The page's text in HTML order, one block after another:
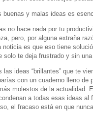
buenas y malas ideas es
no hace nada por tu
pero, por alguna extraña
noticia es que eso tiene
solo te deja frustrado y sin
las ideas “brillantes” que te
con un cuaderno lleno
molestos de la actualidad.
a todas esas ideas
el fracaso está en que